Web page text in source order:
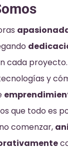
cada
y
que todo es
comenzar,